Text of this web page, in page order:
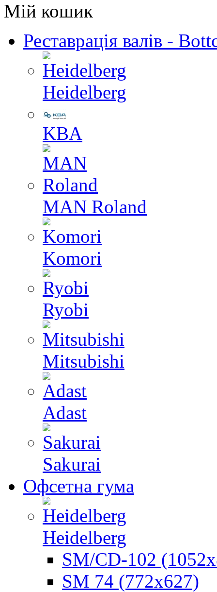
Мій кошик
Реставрація валів -
Heidelberg
KBA
MAN Roland
Komori
Ryobi
Mitsubishi
Adast
Sakurai
Офсетна гума
Heidelberg
SM/CD-102
SM 74 (772х627)